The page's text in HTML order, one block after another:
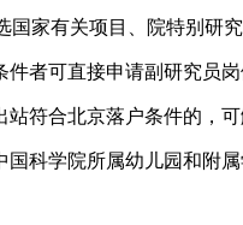
家有关项目、院特别研
者可直接申请副研究员岗
符合北京落户条件的，
科学院所属幼儿园和附属